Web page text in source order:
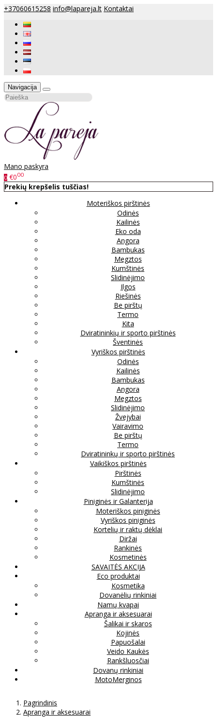
+37060615258 info@lapareja.lt Kontaktai
Navigacija
Mano paskyra
0 €000
Prekių krepšelis tuščias!
Moteriškos pirštinės
Odinės
Kailinės
Eko oda
Angora
Bambukas
Megztos
Kumštinės
Slidinėjimo
Ilgos
Riešinės
Be pirštų
Termo
Kita
Dviratininkių ir sporto pirštinės
Šventinės
Vyriškos pirštinės
Odinės
Kailinės
Bambukas
Angora
Megztos
Slidinėjimo
Žvejybai
Vairavimo
Be pirštų
Termo
Dviratininkų ir sporto pirštinės
Vaikiškos pirštinės
Pirštinės
Kumštinės
Slidinėjimo
Piniginės ir Galanterija
Moteriškos piniginės
Vyriškos piniginės
Kortelių ir raktų dėklai
Diržai
Rankinės
Kosmetinės
SAVAITĖS AKCIJA
Eco produktai
Kosmetika
Dovanėlių rinkiniai
Namų kvapai
Apranga ir aksesuarai
Šalikai ir skaros
Kojinės
Papuošalai
Veido Kaukės
Rankšluosčiai
Dovanų rinkiniai
MotoMerginos
Pagrindinis
Apranga ir aksesuarai